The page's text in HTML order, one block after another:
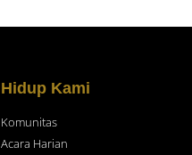
Hidup Kami
Komunitas
Acara Harian